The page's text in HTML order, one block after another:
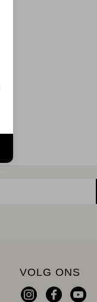
VOLG ONS